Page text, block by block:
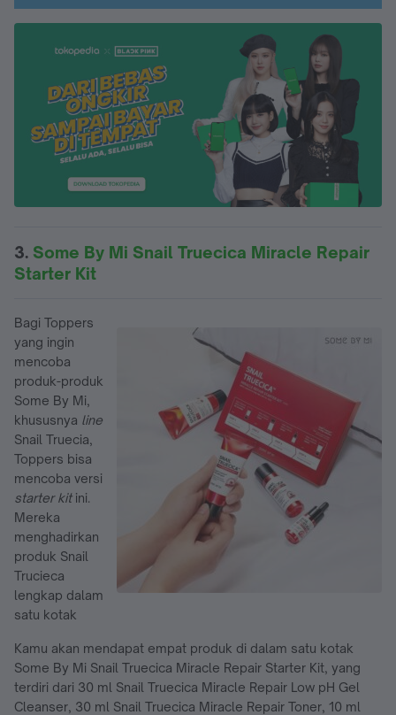
3. Some By Mi Snail Truecica Miracle Repair
Starter Kit
Bagi Toppers
yang ingin
mencoba
produk-produk
Some By Mi,
khususnya line
Snail Truecia,
Toppers bisa
mencoba versi
starter kit ini.
Mereka
menghadirkan
produk Snail
Trucieca
lengkap dalam
satu kotak
Kamu akan mendapat empat produk di dalam satu kotak
Some By Mi Snail Truecica Miracle Repair Starter Kit, yang
terdiri dari 30 ml Snail Truecica Miracle Repair Low pH Gel
Cleanser, 30 ml Snail Truecica Miracle Repair Toner, 10 ml